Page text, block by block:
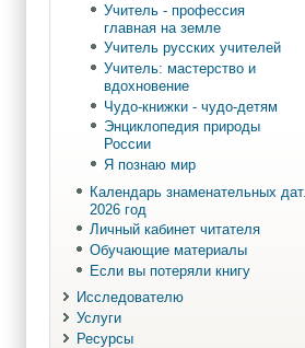
Учитель - профессия
главная на земле
Учитель русских учителей
Учитель: мастерство и
вдохновение
Чудо-книжки - чудо-детям
Энциклопедия природы
России
Я познаю мир
Календарь знаменательных дат.
2026 год
Личный кабинет читателя
Обучающие материалы
Если вы потеряли книгу
Исследователю
Услуги
Ресурсы